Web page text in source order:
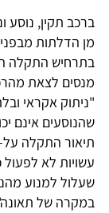
ברכב תקין, נוסע
מן הדלתות
בתרחיש התקלה
מנסים לצאת
"ניתוק אקראי
שהנוסעים אינם
תיאור התקלה על-
עשויות לא
שעלול למנוע
במקרה של